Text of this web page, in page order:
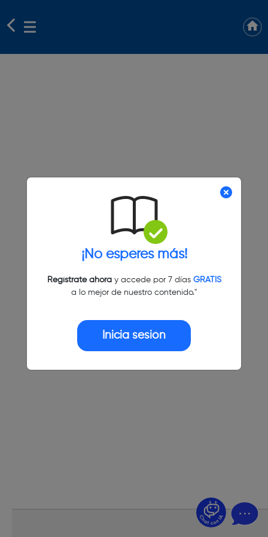
¡No esperes más!
Regístrate ahoray accede por 7 días GRATIS
a lo mejor de nuestro contenido."
Inicia sesión